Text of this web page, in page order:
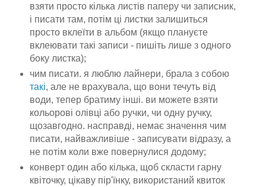
взяти просто кілька листів паперу чи записник,
і писати там, потім ці листки залишиться
просто вклеїти в альбом (якщо плануєте
вклеювати такі записи - пишіть лише з одного
боку листка);
чим писати. я люблю лайнери, брала з собою
такі, але не врахувала, що вони течуть від
води, тепер братиму інші. ви можете взяти
кольорові олівці або ручки, чи одну ручку,
щозавгодно. насправді, немає значення чим
писати, найважливіше - записувати відразу, а
не потім коли вже повернулися додому;
конверт один або кілька, щоб скласти гарну
квіточку, цікаву пір'їнку, використаний квиток